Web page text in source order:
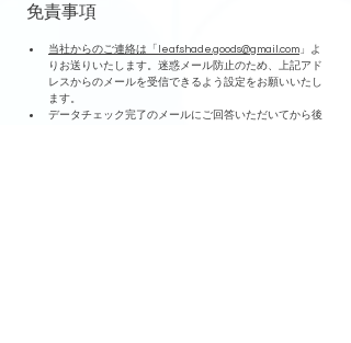
免責事項
当社からのご連絡は「 leaf.shade.goods@gmail.com 」よ
りお送りいたします。迷惑メール防止のため、上記アド
レスからのメールを受信できるよう設定をお願いいたし
ます。
データチェック完了のメールにご回答いただいてから後